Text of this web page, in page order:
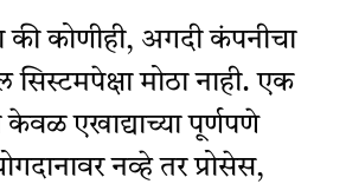
कोणीही, अगदी कंपनीचा
मोठा नाही. एक
केवळ एखाद्याच्या पूर्णपणे
नव्हे तर प्रोसेस,